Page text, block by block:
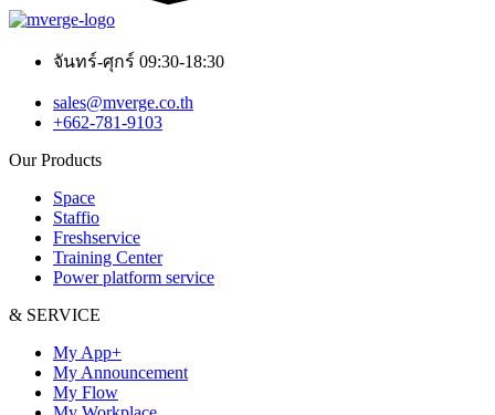
จันทร์-ศุกร์ 09:30-18:30
sales@mverge.co.th
+662-781-9103
Our Products
Space
Staffio
Freshservice
Training Center
Power platform service
& SERVICE
My App+
My Announcement
My Flow